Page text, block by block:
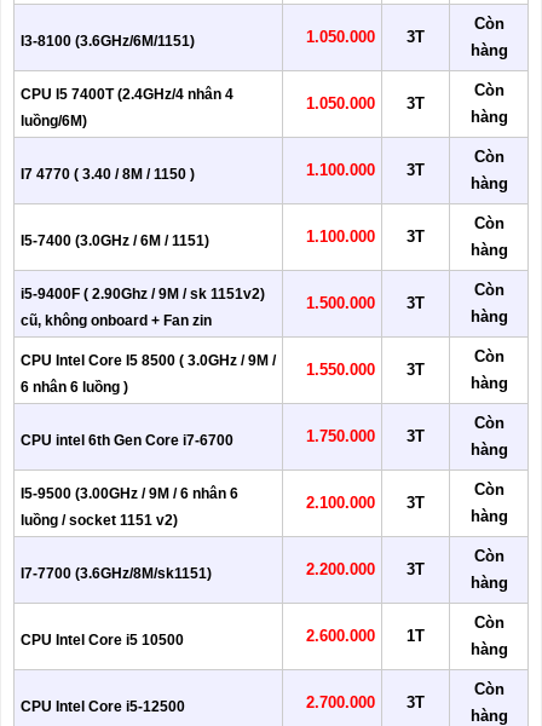
I3-8100 (3.6GHz/6M/1151) 1.050.000 3T
Còn
hàng
CPU I5 7400T (2.4GHz/4 nhân 4
luồng/6M)
1.050.000 3T
Còn
hàng
I7 4770 ( 3.40 / 8M / 1150 ) 1.100.000 3T
Còn
hàng
I5-7400 (3.0GHz / 6M / 1151) 1.100.000 3T
Còn
hàng
i5-9400F ( 2.90Ghz / 9M / sk 1151v2)
cũ, không onboard + Fan zin
1.500.000 3T
Còn
hàng
CPU Intel Core I5 8500 ( 3.0GHz / 9M /
6 nhân 6 luồng )
1.550.000 3T
Còn
hàng
CPU intel 6th Gen Core i7-6700 1.750.000 3T
Còn
hàng
I5-9500 (3.00GHz / 9M / 6 nhân 6
luồng / socket 1151 v2)
2.100.000 3T
Còn
hàng
I7-7700 (3.6GHz/8M/sk1151) 2.200.000 3T
Còn
hàng
CPU Intel Core i5 10500 2.600.000 1T
Còn
hàng
CPU Intel Core i5-12500 2.700.000 3T
Còn
hàng